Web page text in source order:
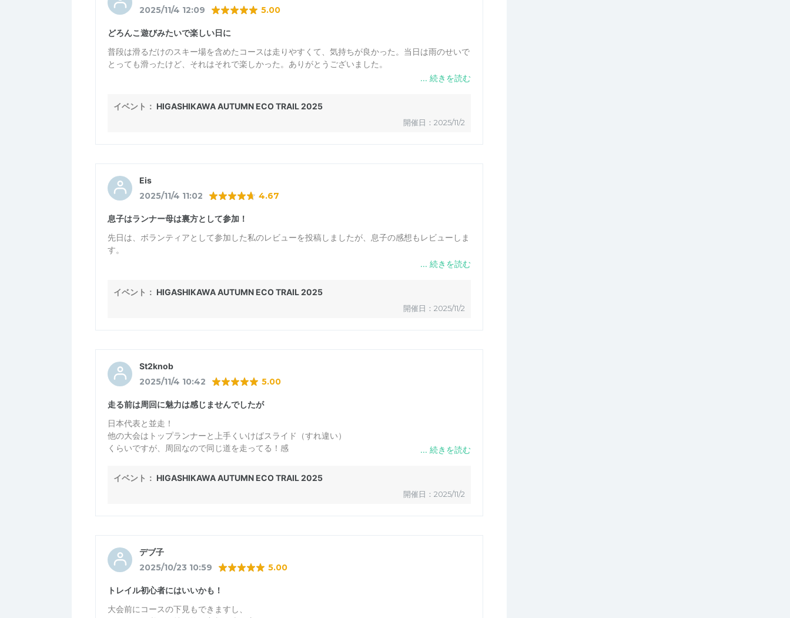
2025/11/4 12:09 5.00
どろんこ遊びみたいで楽しい日に
普段は滑るだけのスキー場を含めたコースは走りやすくて、気持ちが良かった。当日は雨のせいで
とっても滑ったけど、それはそれで楽しかった。ありがとうございました。
てました。僕についてきてしまったようで、謝りましたが、、、
もしできるなら分岐点での案内オペレーションを強化を要望します。
無理なら無理で大丈夫ですが、エイドの方も二人いた天守閣のあたりだったので、可能かもしれま
イベント： HIGASHIKAWA AUTUMN ECO TRAIL 2025
開催日：2025/11/2
Eis
2025/11/4 11:02 4.67
息子はランナー母は裏方として参加！
先日は、ボランティアとして参加した私のレビューを投稿しましたが、息子の感想もレビューしま
す。
かった。
と、「ゼッケンが無いとだめです」と言われたとのこと。他の方は、バナナや軽食も食べていたよ
うなので、かわいそうでした。来年以降、フードの配膳を少し改善してほしいと思いました。
イベント： HIGASHIKAWA AUTUMN ECO TRAIL 2025
開催日：2025/11/2
St2knob
2025/11/4 10:42 5.00
走る前は周回に魅力は感じませんでしたが
日本代表と並走！
他の大会はトップランナーと上手くいけばスライド（すれ違い）
くらいですが、周回なので同じ道を走ってる！感
爽やかに声掛けまでしていただいて抜いていくスター選手
惚れ惚れする走り、恰好よかったなぁ
子どもたちの走りにも勇気づけられ
周回の恩恵をフルに感じました
来年もまたよろしくお願いします
イベント： HIGASHIKAWA AUTUMN ECO TRAIL 2025
開催日：2025/11/2
デブ子
2025/10/23 10:59 5.00
トレイル初心者にはいいかも！
大会前にコースの下見もできますし、